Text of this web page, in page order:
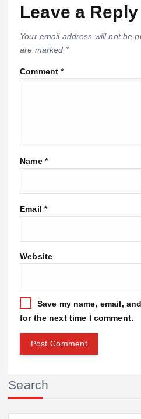
Leave a Reply
Your email address will not be
are marked *
Comment*
Name *
Email *
Website
Save my name, email,
for the next time I comment.
Search